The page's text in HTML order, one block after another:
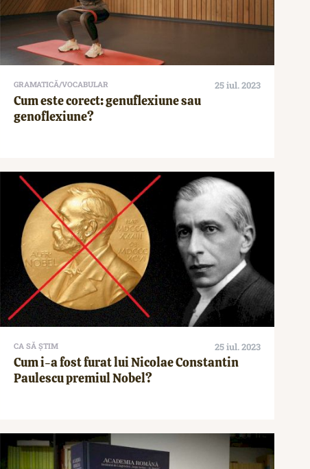
GRAMATICĂ/VOCABULAR 25 iul. 2023
Cum este corect: genuflexiune sau
genoflexiune?
CA SĂ ȘTIM 25 iul. 2023
Cum i-a fost furat lui Nicolae Constantin
Paulescu premiul Nobel?